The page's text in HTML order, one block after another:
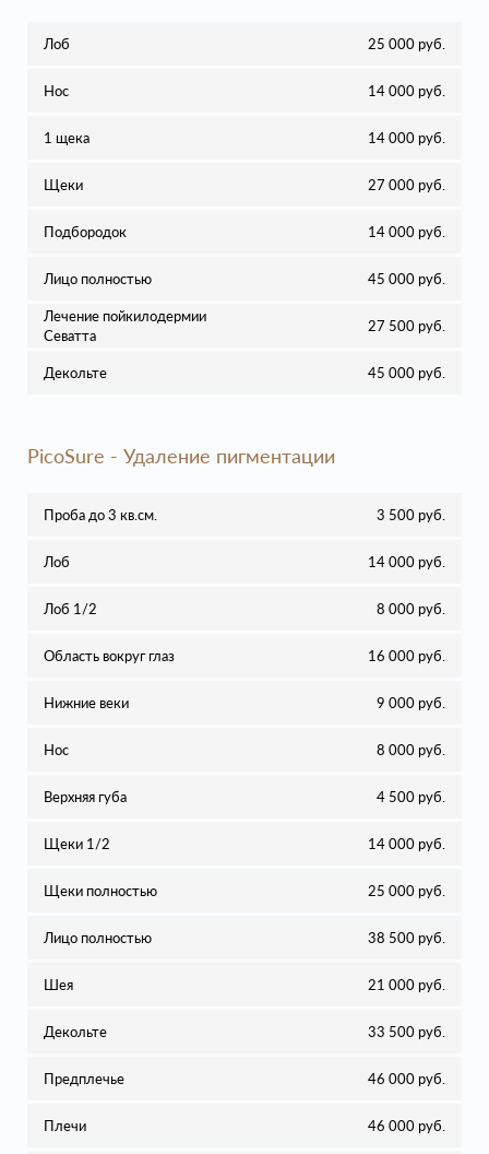
Лоб 25 000 руб.
Нос 14 000 руб.
1 щека 14 000 руб.
Щеки 27 000 руб.
Подбородок 14 000 руб.
Лицо полностью 45 000 руб.
Лечение пойкилодермии
Севатта
27 500 руб.
Декольте 45 000 руб.
PicoSure - Удаление пигментации
Проба до 3 кв.см. 3 500 руб.
Лоб 14 000 руб.
Лоб 1/2 8 000 руб.
Область вокруг глаз 16 000 руб.
Нижние веки 9 000 руб.
Нос 8 000 руб.
Верхняя губа 4 500 руб.
Щеки 1/2 14 000 руб.
Щеки полностью 25 000 руб.
Лицо полностью 38 500 руб.
Шея 21 000 руб.
Декольте 33 500 руб.
Предплечье 46 000 руб.
Плечи 46 000 руб.